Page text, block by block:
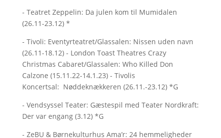
- Teatret Zeppelin: Da julen kom til Mumidalen
(26.11-23.12) *
- Tivoli: Eventyrteatret/Glassalen: Nissen uden navn
(26.11-18.12) - London Toast Theatres Crazy
Christmas Cabaret/Glassalen: Who Killed Don
Calzone (15.11.22-14.1.23) - Tivolis
Koncertsal: Nøddeknækkeren (26.11.-23.12) *G
- Vendsyssel Teater: Gæstespil med Teater Nordkraft:
Der var engang (3.12) *G
- ZeBU & Børnekulturhus Ama’r: 24 hemmeligheder